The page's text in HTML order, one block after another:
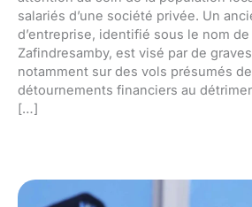
salariés d’une société privée. Un
d’entreprise, identifié sous le nom
Zafindresamby, est visé par de
notamment sur des vols présumés
détournements financiers au
[…]